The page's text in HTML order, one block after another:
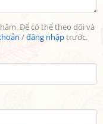
Để có thể theo dõi và
/đăng nhậptrước.